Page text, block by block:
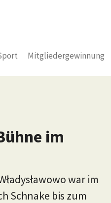
Mitgliedergewinnung
im
war im
Schnake bis zum